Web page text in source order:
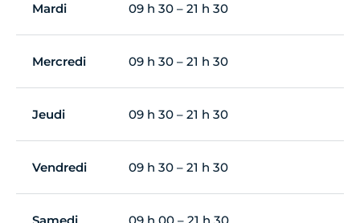
Mardi 09 h 30 – 21 h 30
Mercredi 09 h 30 – 21 h 30
Jeudi 09 h 30 – 21 h 30
Vendredi 09 h 30 – 21 h 30